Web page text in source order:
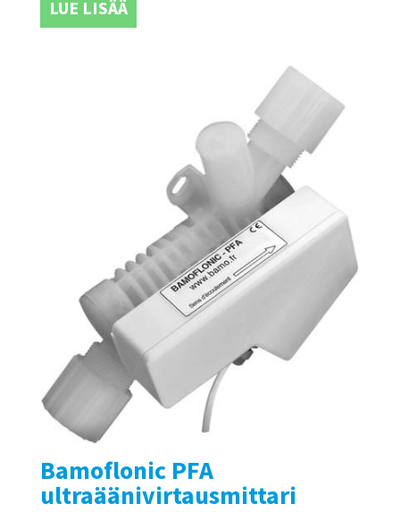
LUE LISÄÄ
Bamoflonic PFA
ultraäänivirtausmittari